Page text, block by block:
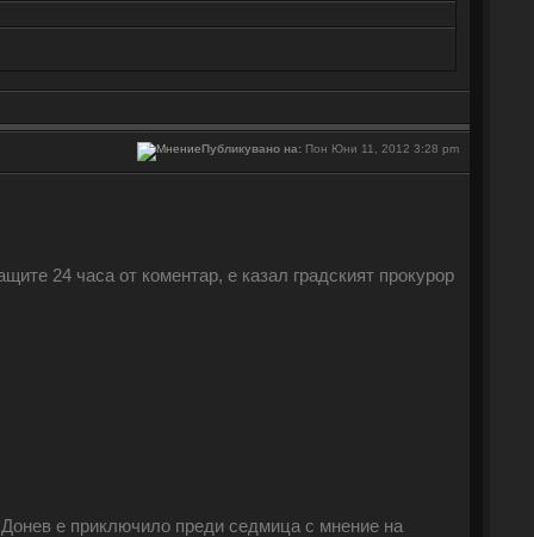
Публикувано на:Пон Юни 11, 2012 3:28 pm
24 часа от коментар, е казал градският прокурор
е приключило преди седмица с мнение на